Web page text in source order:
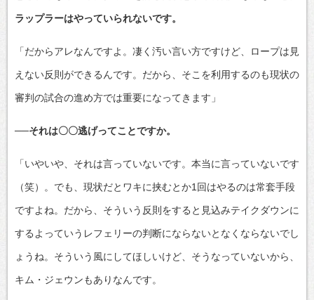
ラップラーはやっていられないです。
「だからアレなんですよ。凄く汚い言い方ですけど、ロープは見
えない反則ができるんです。だから、そこを利用するのも現状の
審判の試合の進め方では重要になってきます」
──それは〇〇逃げってことですか。
「いやいや、それは言っていないです。本当に言っていないです
（笑）。でも、現状だとワキに挟むとか1回はやるのは常套手段
ですよね。だから、そういう反則をすると見込みテイクダウンに
するよっていうレフェリーの判断にならないとなくならないでし
ょうね。そういう風にしてほしいけど、そうなっていないから、
キム・ジェウンもありなんです。